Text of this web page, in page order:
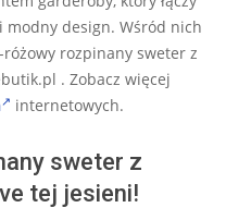
design. Wśród nich
rozpinany sweter z
. Zobacz więcej
internetowych.
sweter z
tej jesieni!